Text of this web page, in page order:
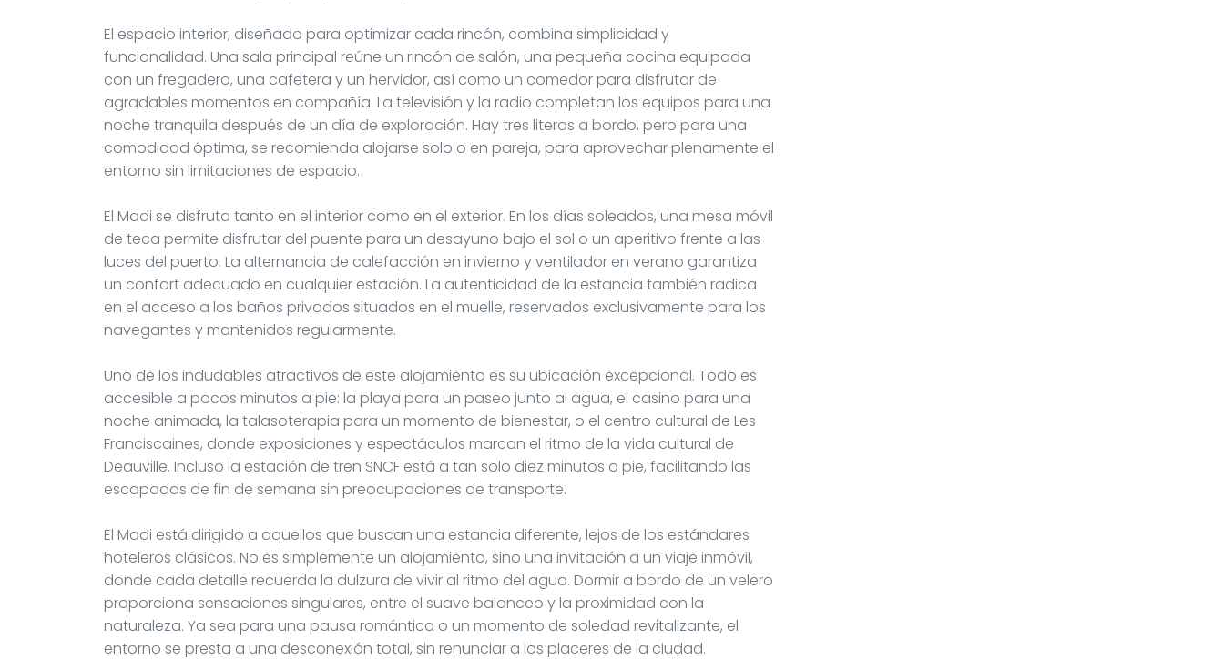
El espacio interior, diseñado para optimizar cada rincón, combina simplicidad y
funcionalidad. Una sala principal reúne un rincón de salón, una pequeña cocina equipada
con un fregadero, una cafetera y un hervidor, así como un comedor para disfrutar de
agradables momentos en compañía. La televisión y la radio completan los equipos para una
noche tranquila después de un día de exploración. Hay tres literas a bordo, pero para una
comodidad óptima, se recomienda alojarse solo o en pareja, para aprovechar plenamente el
entorno sin limitaciones de espacio.
El Madi se disfruta tanto en el interior como en el exterior. En los días soleados, una mesa móvil
de teca permite disfrutar del puente para un desayuno bajo el sol o un aperitivo frente a las
luces del puerto. La alternancia de calefacción en invierno y ventilador en verano garantiza
un confort adecuado en cualquier estación. La autenticidad de la estancia también radica
en el acceso a los baños privados situados en el muelle, reservados exclusivamente para los
navegantes y mantenidos regularmente.
Uno de los indudables atractivos de este alojamiento es su ubicación excepcional. Todo es
accesible a pocos minutos a pie: la playa para un paseo junto al agua, el casino para una
noche animada, la talasoterapia para un momento de bienestar, o el centro cultural de Les
Franciscaines, donde exposiciones y espectáculos marcan el ritmo de la vida cultural de
Deauville. Incluso la estación de tren SNCF está a tan solo diez minutos a pie, facilitando las
escapadas de fin de semana sin preocupaciones de transporte.
El Madi está dirigido a aquellos que buscan una estancia diferente, lejos de los estándares
hoteleros clásicos. No es simplemente un alojamiento, sino una invitación a un viaje inmóvil,
donde cada detalle recuerda la dulzura de vivir al ritmo del agua. Dormir a bordo de un velero
proporciona sensaciones singulares, entre el suave balanceo y la proximidad con la
naturaleza. Ya sea para una pausa romántica o un momento de soledad revitalizante, el
entorno se presta a una desconexión total, sin renunciar a los placeres de la ciudad.